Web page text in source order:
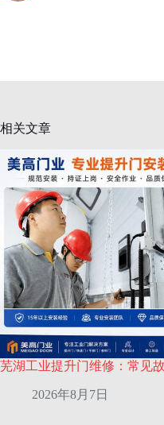
相关文章
芜湖工业提升门维修：常见
2026年8月7日